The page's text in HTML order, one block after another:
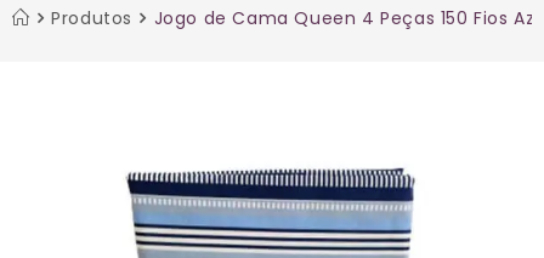
Produtos Jogo de Cama Queen 4 Peças 150 Fios